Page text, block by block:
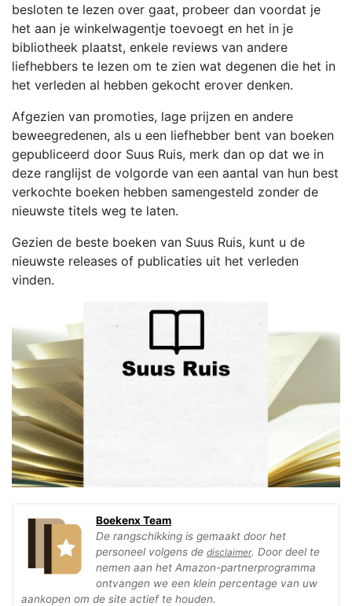
besloten te lezen over gaat, probeer dan voordat je
het aan je winkelwagentje toevoegt en het in je
bibliotheek plaatst, enkele reviews van andere
liefhebbers te lezen om te zien wat degenen die het in
het verleden al hebben gekocht erover denken.
Afgezien van promoties, lage prijzen en andere
beweegredenen, als u een liefhebber bent van boeken
gepubliceerd door Suus Ruis, merk dan op dat we in
deze ranglijst de volgorde van een aantal van hun best
verkochte boeken hebben samengesteld zonder de
nieuwste titels weg te laten.
Gezien de beste boeken van Suus Ruis, kunt u de
nieuwste releases of publicaties uit het verleden
vinden.
Boekenx Team
De rangschikking is gemaakt door het
personeel volgens de disclaimer. Door deel te
nemen aan het Amazon-partnerprogramma
ontvangen we een klein percentage van uw
aankopen om de site actief te houden.